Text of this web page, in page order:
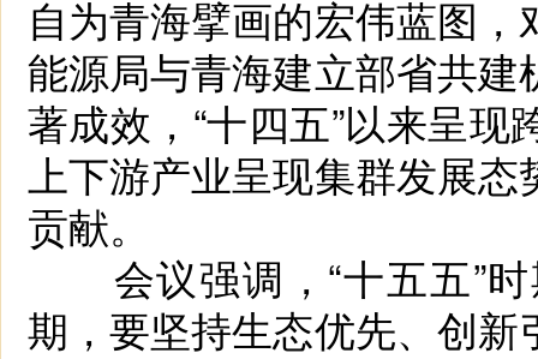
自为青海擘画的宏伟蓝图
能源局与青海建立部省共
著成效，“十四五”以来呈
上下游产业呈现集群发展
贡献。
会议强调，“十五五”时
期，要坚持生态优先、创